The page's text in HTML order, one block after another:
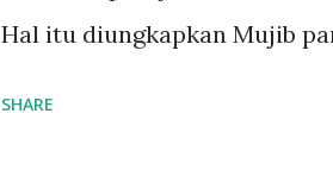
Hal itu diungkapkan Mujib
SHARE